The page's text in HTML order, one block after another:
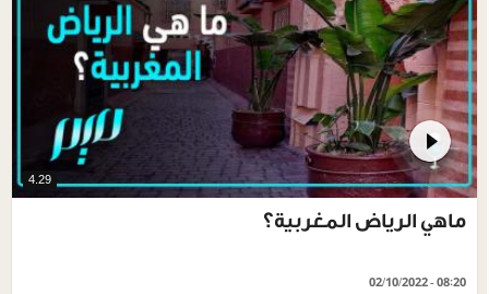
4.29
ماهي الرياض المغربية؟
02/10/2022 - 08:20